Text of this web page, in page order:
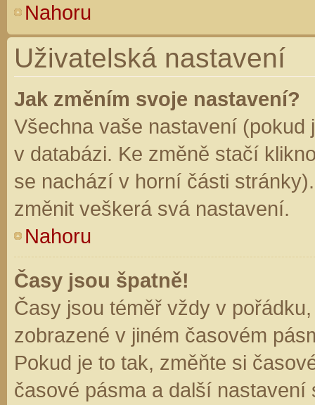
Nahoru
Uživatelská nastavení
Jak změním svoje nastavení?
Všechna vaše nastavení (pokud
v databázi. Ke změně stačí
se nachází v horní části
změnit veškerá svá nastavení.
Nahoru
Časy jsou špatně!
Časy jsou téměř vždy v
zobrazené v jiném časovém
Pokud je to tak, změňte si
časové pásma a další